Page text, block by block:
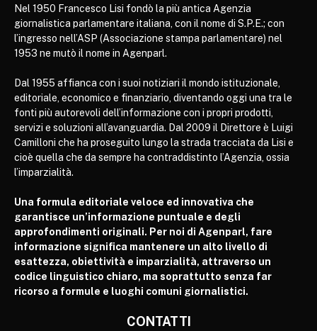
Nel 1950 Francesco Lisi fondò la più antica Agenzia
giornalistica parlamentare italiana, con il nome di S.P.E.; con
l’ingresso nell’ASP (Associazione stampa parlamentare) nel
1953 ne mutò il nome in Agenparl.
Dal 1955 affianca con i suoi notiziari il mondo istituzionale,
editoriale, economico e finanziario, diventando oggi una tra le
fonti più autorevoli dell’informazione con i propri prodotti,
servizi e soluzioni all’avanguardia. Dal 2009 il Direttore è Luigi
Camilloni che ha proseguito lungo la strada tracciata da Lisi e
cioè quella che da sempre ha contraddistinto l’Agenzia, ossia
l’imparzialità.
Una formula editoriale veloce ed innovativa che
garantisce un’informazione puntuale e degli
approfondimenti originali. Per noi di Agenparl, fare
informazione significa mantenere un alto livello di
esattezza, obiettività e imparzialità, attraverso un
codice linguistico chiaro, ma soprattutto senza far
ricorso a formule e luoghi comuni giornalistici.
CONTATTI